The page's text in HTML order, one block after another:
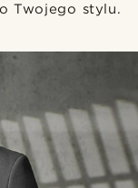
Twojego stylu.